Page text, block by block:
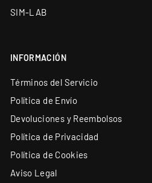
Financiación a medida:
SIM-LAB
INFORMACIÓN
Términos del Servicio
Política de Envío
Devoluciones y Reembolsos
Política de Privacidad
Política de Cookies
Aviso Legal